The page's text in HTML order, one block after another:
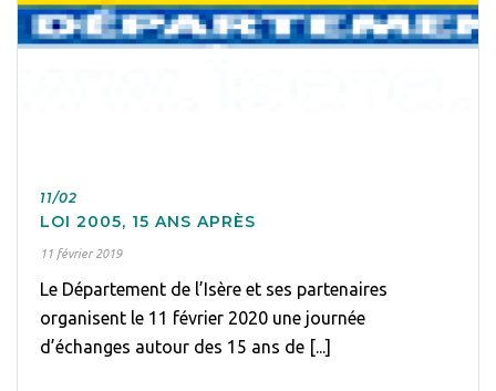
11/02
LOI 2005, 15 ANS APRÈS
11 février 2019
Le Département de l’Isère et ses partenaires
organisent le 11 février 2020 une journée
d’échanges autour des 15 ans de [...]